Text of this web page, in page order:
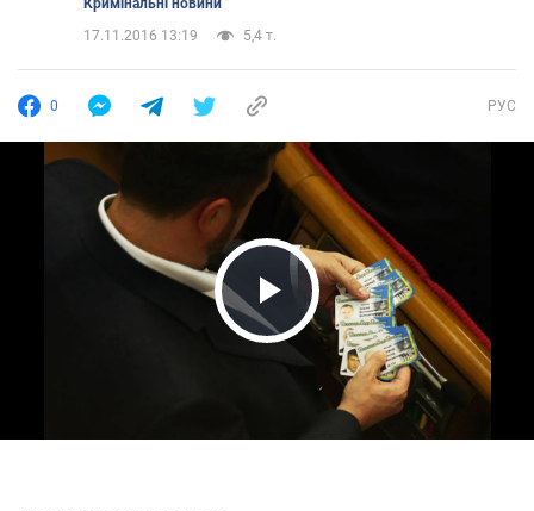
Кримінальні новини
17.11.2016 13:19
5,4 т.
0 РУС
Play Video